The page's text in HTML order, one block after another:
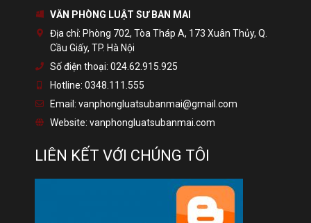
VĂN PHÒNG LUẬT SƯ BAN MAI
Địa chỉ: Phòng 702, Tòa Tháp A, 173 Xuân Thủy, Q.
Cầu Giấy, TP. Hà Nội
Số điện thoại: 024.62.915.925
Hotline: 0348.111.555
Email: vanphongluatsubanmai@gmail.com
Website: vanphongluatsubanmai.com
LIÊN KẾT VỚI CHÚNG TÔI